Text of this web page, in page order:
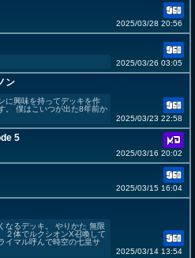
2025/03/28 20:56
2025/03/26 03:05
ン
に興味を持ってデッキを作
。 僕はこいつが出た8年前か
2025/03/23 22:58
5
2025/03/16 20:02
2025/03/15 16:04
なるデッキ。 やりかた 無限
２体でルクシオンX召喚して
イマル呼んで時空の七皇サ
2025/03/14 13:54